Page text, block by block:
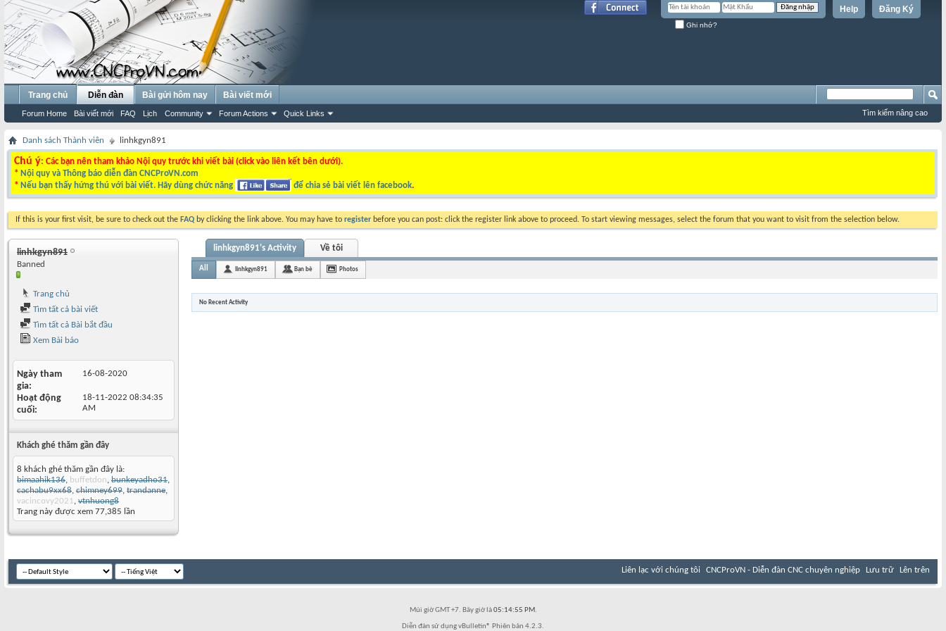
Đăng Ký
Help
Ghi nhớ?
Trang chủ Diễn đàn
Forum Home Bài viết mới FAQ Lịch Community Forum Actions Quick Links
Bài gửi hôm nay Bài viết mới
Tìm kiếm nâng cao
Danh sách Thành viên linhkgyn891
Chú ý: Các bạn nên tham khảo Nội quy trước khi viết bài (click vào liên kết bên dưới).
* Nội quy và Thông báo diễn đàn CNCProVN.com
* Nếu bạn thấy hứng thú với bài viết. Hãy dùng chức năng để chia sẻ bài viết lên facebook.
If this is your first visit, be sure to check out the FAQ by clicking the link above. You may have to register before you can post: click the register link above to proceed. To start viewing messages, select the forum that you want to visit from the selection below.
linhkgyn891
Banned
Trang chủ
Tìm tất cả bài viết
Tìm tất cả Bài bắt đầu
Xem Bài báo
Ngày tham
gia
16-08-2020
Hoạt động
cuối
18-11-2022 08:34:35
AM
Khách ghé thăm gần đây
8 khách ghé thăm gần đây là:
bimaahik136, buffetdon, bunkeyadho31,
cachabu9xx68, chimney699, trandanne,
vacincovy2021, vtnhuong8
Trang này được xem 77,385 lần
linhkgyn891's Activity Về tôi
All linhkgyn891 Bạn bè Photos
No Recent Activity
Liên lạc với chúng tôi CNCProVN - Diễn đàn CNC chuyên nghiệp Lưu trữ Lên trên
Múi giờ GMT +7. Bây giờ là05:14:55 PM.
Diễn đàn sử dụng vBulletin® Phiên bản 4.2.3.